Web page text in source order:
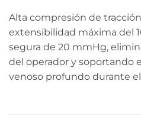
Alta compresión de
extensibilidad máxima del
segura de 20 mmHg,
del operador y soportando
venoso profundo durante